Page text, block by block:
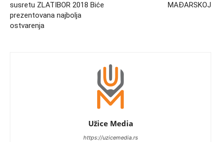
susretu ZLATIBOR 2018 Biće
prezentovana najbolja
ostvarenja
MAĐARSKOJ
Užice Media
https://uzicemedia.rs